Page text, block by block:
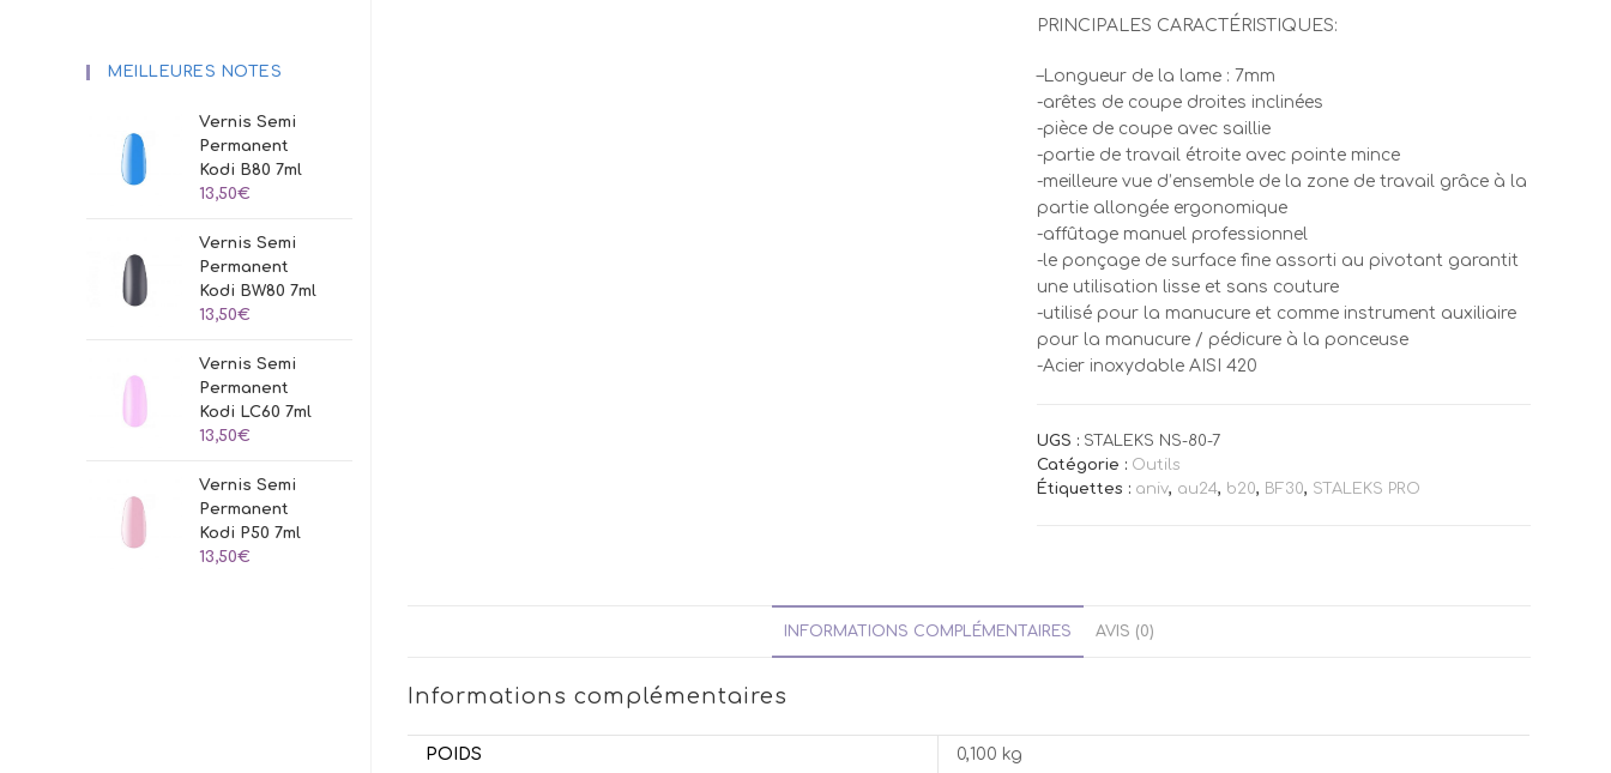
PRINCIPALES CARACTÉRISTIQUES:
–Longueur de la lame : 7mm
-arêtes de coupe droites inclinées
-pièce de coupe avec saillie
-partie de travail étroite avec pointe mince
-meilleure vue d’ensemble de la zone de travail grâce à la
partie allongée ergonomique
-affûtage manuel professionnel
-le ponçage de surface fine assorti au pivotant garantit
une utilisation lisse et sans couture
-utilisé pour la manucure et comme instrument auxiliaire
pour la manucure / pédicure à la ponceuse
-Acier inoxydable AISI 420
UGS : STALEKS NS-80-7
Catégorie : Outils
Étiquettes : aniv, au24, b20, BF30, STALEKS PRO
INFORMATIONS COMPLÉMENTAIRES AVIS (0)
Informations complémentaires
POIDS 0,100 kg
MEILLEURES NOTES
Vernis Semi
Permanent
Kodi B80 7ml
13,50€
Vernis Semi
Permanent
Kodi BW80 7ml
13,50€
Vernis Semi
Permanent
Kodi LC60 7ml
13,50€
Vernis Semi
Permanent
Kodi P50 7ml
13,50€